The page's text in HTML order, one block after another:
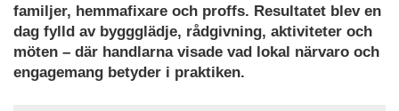
familjer, hemmafixare och proffs. Resultatet blev en
dag fylld av byggglädje, rådgivning, aktiviteter och
möten – där handlarna visade vad lokal närvaro och
engagemang betyder i praktiken.